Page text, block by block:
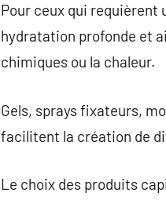
Pour ceux qui
hydratation profonde et
chimiques ou la chaleur.
Gels, sprays fixateurs,
facilitent la création de
Le choix des produits